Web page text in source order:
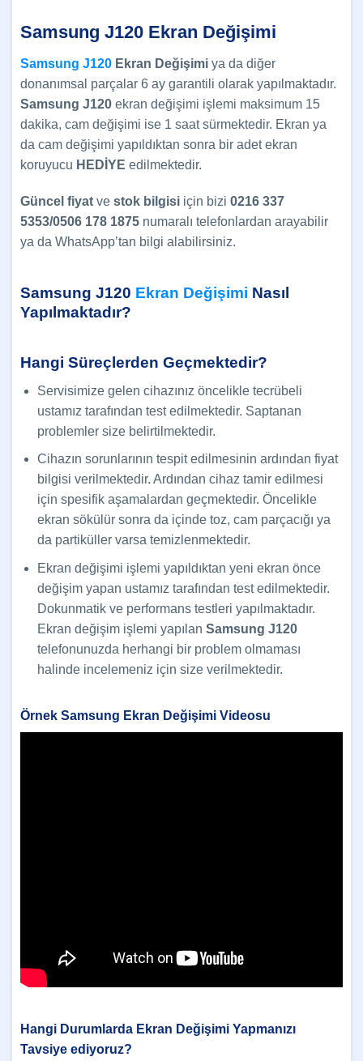
Samsung J120 Ekran Değişimi
Samsung J120 Ekran Değişimi ya da diğer
donanımsal parçalar 6 ay garantili olarak yapılmaktadır.
Samsung J120 ekran değişimi işlemi maksimum 15
dakika, cam değişimi ise 1 saat sürmektedir. Ekran ya
da cam değişimi yapıldıktan sonra bir adet ekran
koruyucu HEDİYE edilmektedir.
Güncel fiyat ve stok bilgisi için bizi 0216 337
5353/0506 178 1875 numaralı telefonlardan arayabilir
ya da WhatsApp’tan bilgi alabilirsiniz.
Samsung J120 Ekran Değişimi Nasıl
Yapılmaktadır?
Hangi Süreçlerden Geçmektedir?
Servisimize gelen cihazınız öncelikle tecrübeli
ustamız tarafından test edilmektedir. Saptanan
problemler size belirtilmektedir.
Cihazın sorunlarının tespit edilmesinin ardından fiyat
bilgisi verilmektedir. Ardından cihaz tamir edilmesi
için spesifik aşamalardan geçmektedir. Öncelikle
ekran sökülür sonra da içinde toz, cam parçacığı ya
da partiküller varsa temizlenmektedir.
Ekran değişimi işlemi yapıldıktan yeni ekran önce
değişim yapan ustamız tarafından test edilmektedir.
Dokunmatik ve performans testleri yapılmaktadır.
Ekran değişim işlemi yapılan Samsung J120
telefonunuzda herhangi bir problem olmaması
halinde incelemeniz için size verilmektedir.
Örnek Samsung Ekran Değişimi Videosu
Hangi Durumlarda Ekran Değişimi Yapmanızı
Tavsiye ediyoruz?